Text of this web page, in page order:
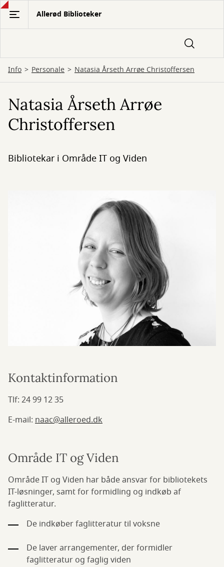
Gå
hovedindhold
Allerød Biblioteker
Info Personale Natasia Årseth Arrøe Christoffersen
Natasia Årseth Arrøe
Christoffersen
Bibliotekar i Område IT og Viden
Kontaktinformation
Tlf: 24 99 12 35
E-mail: naac@alleroed.dk
Område IT og Viden
Område IT og Viden har både ansvar for bibliotekets
IT-løsninger, samt for formidling og indkøb af
faglitteratur.
De indkøber faglitteratur til voksne
De laver arrangementer, der formidler
faglitteratur og faglig viden